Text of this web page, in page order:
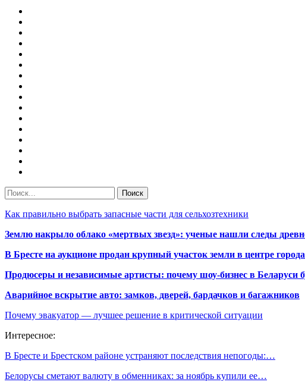
Как правильно выбрать запасные части для сельхозтехники
Землю накрыло облако «мертвых звезд»: ученые нашли следы
В Бресте на аукционе продан крупный участок земли в центре
Продюсеры и независимые артисты: почему шоу-бизнес в Беларуси
Аварийное вскрытие авто: замков, дверей, бардачков и багажников
Почему эвакуатор — лучшее решение в критической ситуации
Интересное:
В Бресте и Брестском районе устраняют последствия непогоды:…
Белорусы сметают валюту в обменниках: за ноябрь купили ее…